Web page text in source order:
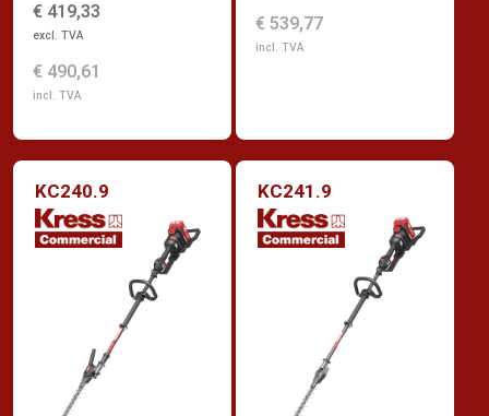
€ 419,33
excl. TVA
€ 490,61
incl. TVA
€ 539,77
incl. TVA
KC240.9 KC241.9